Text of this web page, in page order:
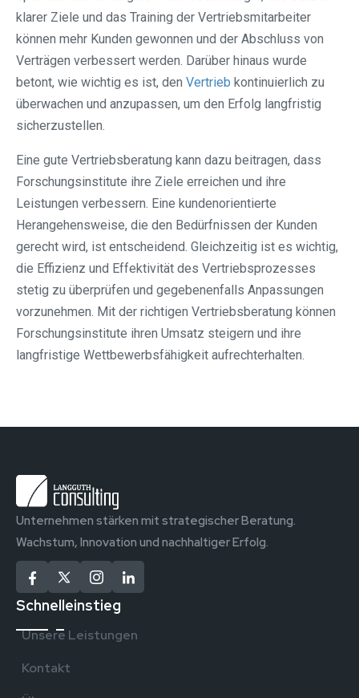
klarer Ziele und das Training der Vertriebsmitarbeiter
können mehr Kunden gewonnen und der Abschluss von
Verträgen verbessert werden. Darüber hinaus wurde
betont, wie wichtig es ist, den Vertrieb kontinuierlich zu
überwachen und anzupassen, um den Erfolg langfristig
sicherzustellen.
Eine gute Vertriebsberatung kann dazu beitragen, dass
Forschungsinstitute ihre Ziele erreichen und ihre
Leistungen verbessern. Eine kundenorientierte
Herangehensweise, die den Bedürfnissen der Kunden
gerecht wird, ist entscheidend. Gleichzeitig ist es wichtig,
die Effizienz und Effektivität des Vertriebsprozesses
stetig zu überprüfen und gegebenenfalls Anpassungen
vorzunehmen. Mit der richtigen Vertriebsberatung können
Forschungsinstitute ihren Umsatz steigern und ihre
langfristige Wettbewerbsfähigkeit aufrechterhalten.
Unternehmen stärken mit strategischer Beratung.
Wachstum, Innovation und nachhaltiger Erfolg.
Schnelleinstieg
Unsere Leistungen
Kontakt